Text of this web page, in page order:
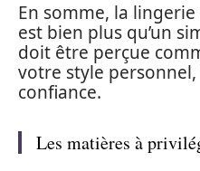
En somme, la
est bien plus qu’un
doit être perçue
votre style
confiance.
Les matières à